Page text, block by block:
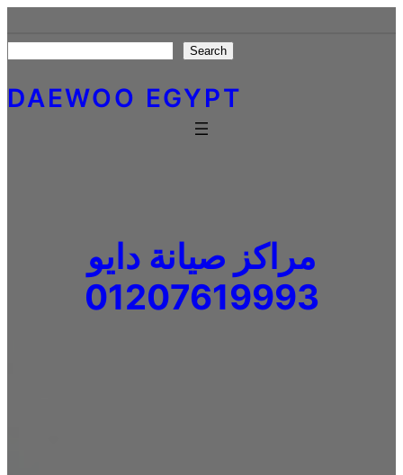
to
content
Search
DAEWOO EGYPT
مراكز صيانة دايو
01207619993